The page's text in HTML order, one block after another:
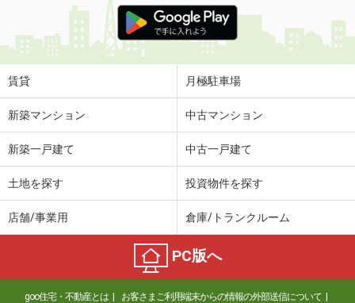
賃貸 月極駐車場
新築マンション 中古マンション
新築一戸建て 中古一戸建て
土地を探す 投資物件を探す
店舗/事業用 倉庫/トランクルーム
PC版へ
goo住宅・不動産とは お客さまご利用端末からの情報の外部送信について